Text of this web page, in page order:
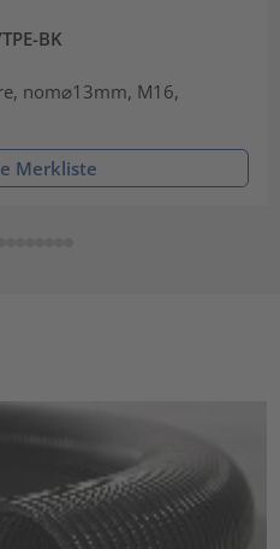
BK
nom⌀13mm, M16,
Merkliste